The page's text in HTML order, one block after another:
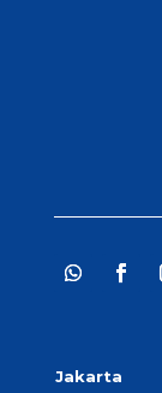
Jakarta